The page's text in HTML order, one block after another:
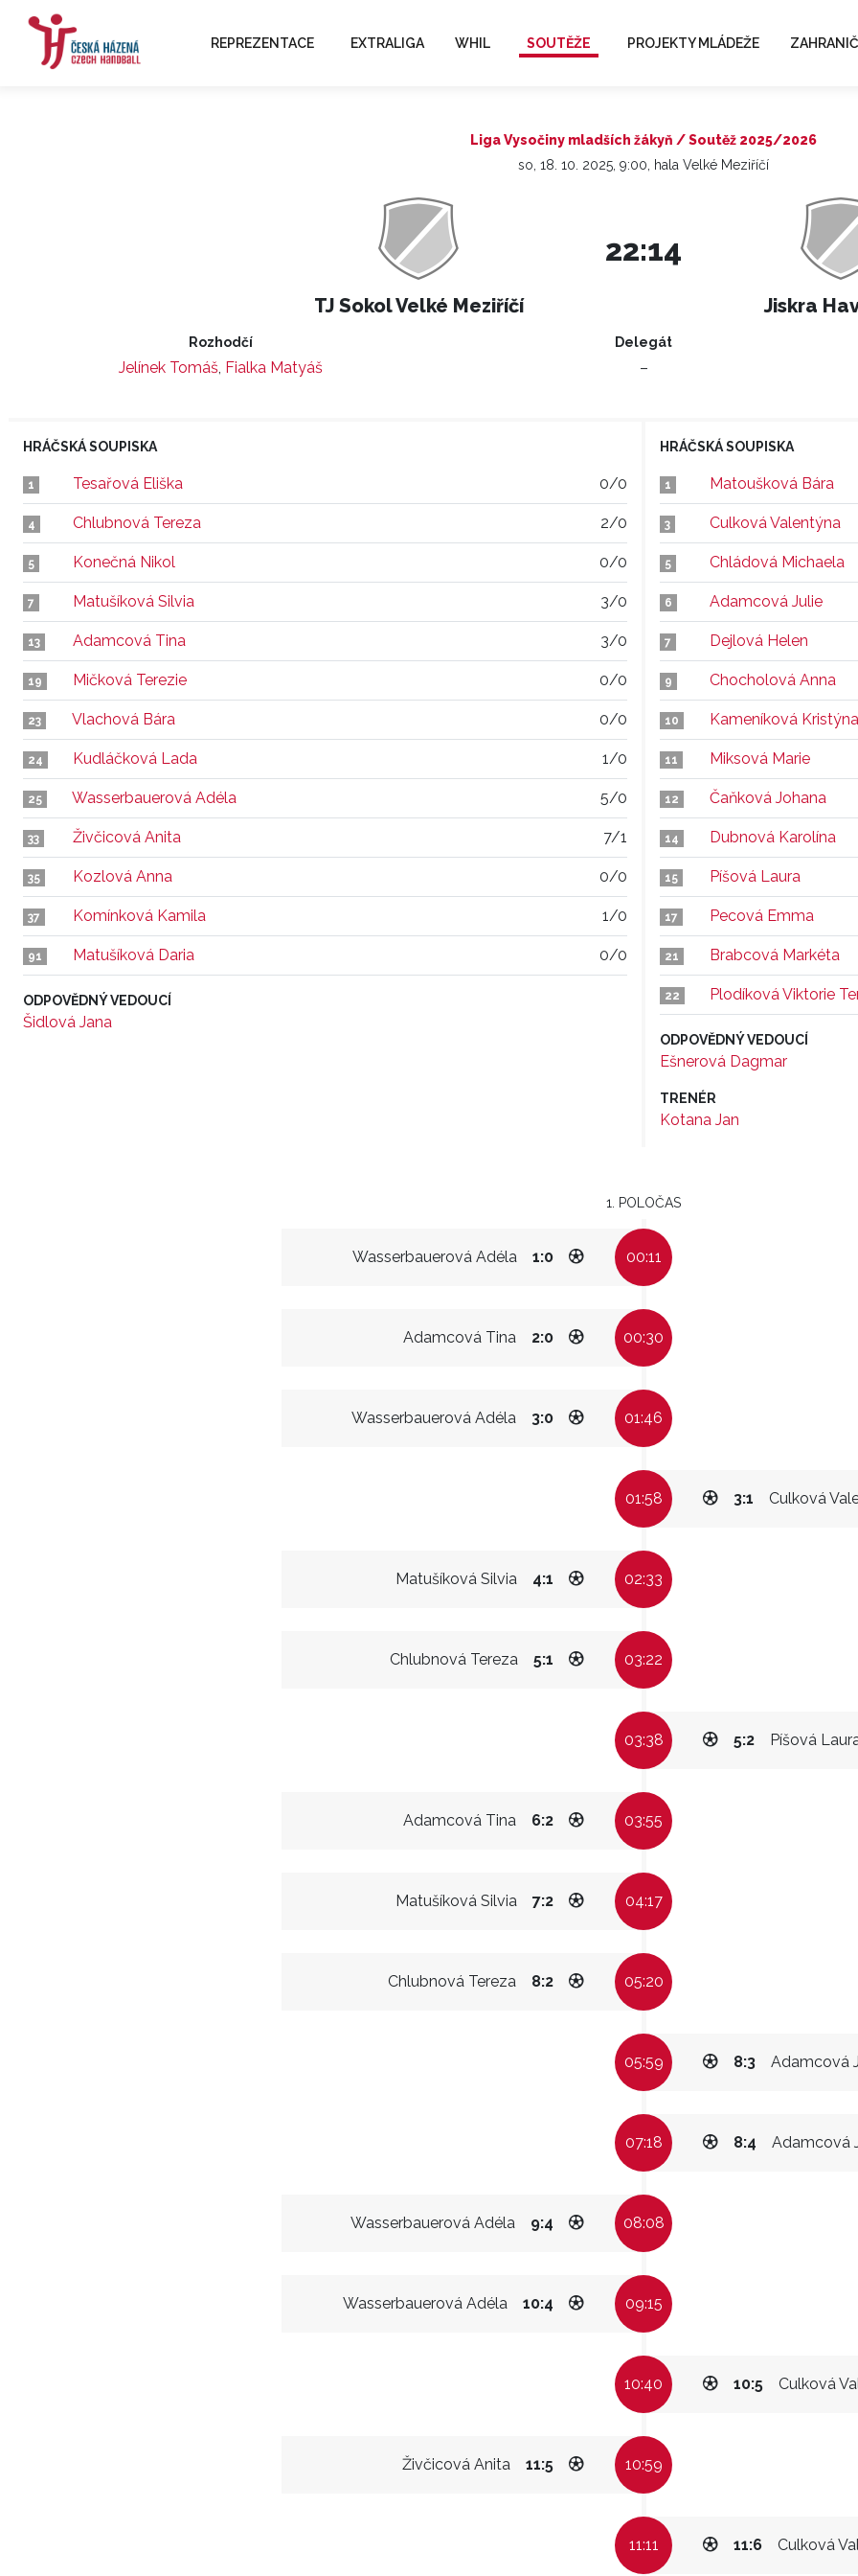
REPREZENTACE EXTRALIGA WHIL SOUTĚŽE PROJEKTY MLÁDEŽE
Liga Vysočiny mladších žákyň / Soutěž 2025/2026
so, 18. 10. 2025, 9:00, hala Velké Meziříčí
TJ Sokol Velké Meziříčí
22:14
Jiskra
Rozhodčí
Jelínek Tomáš, Fialka Matyáš
Delegát
–
HRÁČSKÁ SOUPISKA
1 Tesařová Eliška 0/0
4 Chlubnová Tereza 2/0
5 Konečná Nikol 0/0
7 Matušíková Silvia 3/0
13 Adamcová Tina 3/0
19 Mičková Terezie 0/0
23 Vlachová Bára 0/0
24 Kudláčková Lada 1/0
25 Wasserbauerová Adéla 5/0
33 Živčicová Anita 7/1
35 Kozlová Anna 0/0
37 Komínková Kamila 1/0
91 Matušíková Daria 0/0
ODPOVĚDNÝ VEDOUCÍ
Šidlová Jana
HRÁČSKÁ SOUPISKA
1 Matoušková Bára
3 Culková Valentýna
5 Chládová Michaela
6 Adamcová Julie
7 Dejlová Helen
9 Chocholová Anna
10 Kameníková Kristýna
11 Miksová Marie
12 Čaňková Johana
14 Dubnová Karolína
15 Píšová Laura
17 Pecová Emma
21 Brabcová Markéta
22 Plodíková Viktorie
ODPOVĚDNÝ VEDOUCÍ
Ešnerová Dagmar
TRENÉR
Kotana Jan
1. POLOČAS
Wasserbauerová Adéla 1:0 00:11
Adamcová Tina 2:0 00:30
Wasserbauerová Adéla 3:0 01:46
01:58 Culková
3:1
Matušíková Silvia 4:1 02:33
Chlubnová Tereza 5:1 03:22
03:38 Píšová
5:2
Adamcová Tina 6:2 03:55
Matušíková Silvia 7:2 04:17
Chlubnová Tereza 8:2 05:20
05:59 Adamcová
8:3
07:18 Adamcová
8:4
Wasserbauerová Adéla 9:4 08:08
Wasserbauerová Adéla 10:4 09:15
10:40 Culková
10:5
Živčicová Anita 11:5 10:59
11:11 Culková
11:6